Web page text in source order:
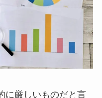
に厳しいものだと言